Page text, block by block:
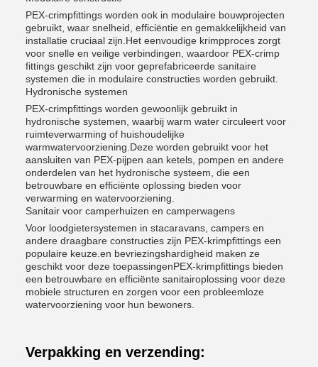
PEX-crimpfittings worden ook in modulaire bouwprojecten
gebruikt, waar snelheid, efficiëntie en gemakkelijkheid van
installatie cruciaal zijn.Het eenvoudige krimpproces zorgt
voor snelle en veilige verbindingen, waardoor PEX-crimp
fittings geschikt zijn voor geprefabriceerde sanitaire
systemen die in modulaire constructies worden gebruikt.
Hydronische systemen
PEX-crimpfittings worden gewoonlijk gebruikt in
hydronische systemen, waarbij warm water circuleert voor
ruimteverwarming of huishoudelijke
warmwatervoorziening.Deze worden gebruikt voor het
aansluiten van PEX-pijpen aan ketels, pompen en andere
onderdelen van het hydronische systeem, die een
betrouwbare en efficiënte oplossing bieden voor
verwarming en watervoorziening.
Sanitair voor camperhuizen en camperwagens
Voor loodgietersystemen in stacaravans, campers en
andere draagbare constructies zijn PEX-krimpfittings een
populaire keuze.en bevriezingshardigheid maken ze
geschikt voor deze toepassingenPEX-krimpfittings bieden
een betrouwbare en efficiënte sanitairoplossing voor deze
mobiele structuren en zorgen voor een probleemloze
watervoorziening voor hun bewoners.
Verpakking en verzending: